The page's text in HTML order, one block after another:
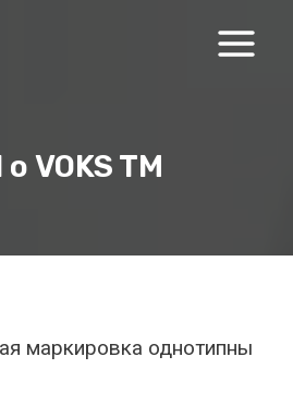
VOKS TM
маркировка однотипны